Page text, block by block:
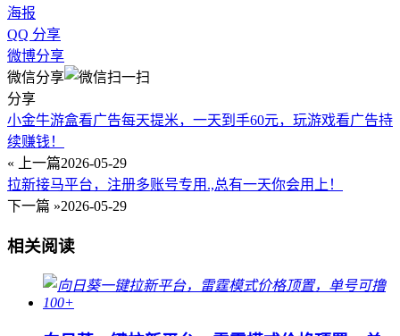
海报
QQ 分享
微博分享
微信分享
分享
小金牛游盒看广告每天提米，一天到手60元，玩游戏看广告持
续赚钱！
« 上一篇2026-05-29
拉新接马平台，注册多账号专用.,总有一天你会用上！
下一篇 »2026-05-29
相关阅读